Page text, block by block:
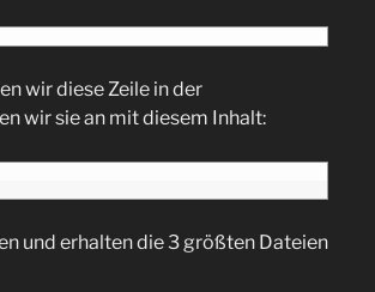
wir diese Zeile in der
wir sie an mit diesem Inhalt:
und erhalten die 3 größten Dateien